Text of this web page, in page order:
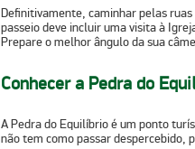
Definitivamente, caminhar pelas
passeio deve incluir uma visita à
Prepare o melhor ângulo da sua
Conhecer a Pedra do
A Pedra do Equilíbrio é um ponto
não tem como passar despercebido,